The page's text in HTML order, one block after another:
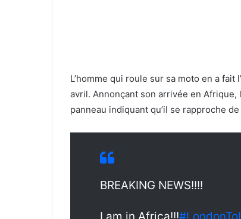
L’homme qui roule sur sa moto en a fait
avril. Annonçant son arrivée en Afrique,
panneau indiquant qu’il se rapproche
BREAKING NEWS!!!!